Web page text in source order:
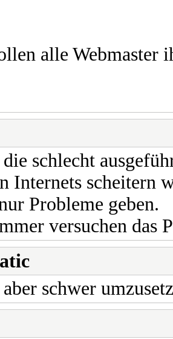
alle Webmaster
schlecht
Internets scheitern
Probleme geben.
versuchen das
schwer